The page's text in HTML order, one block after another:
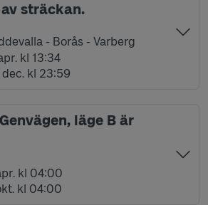
sträckan.
- Borås - Varberg
april kl 13:34
kl 13:34
31 december kl 23:59
dec. kl 23:59
läge B är
april kl 04:00
kl 04:00
1 oktober kl 04:00
kl 04:00